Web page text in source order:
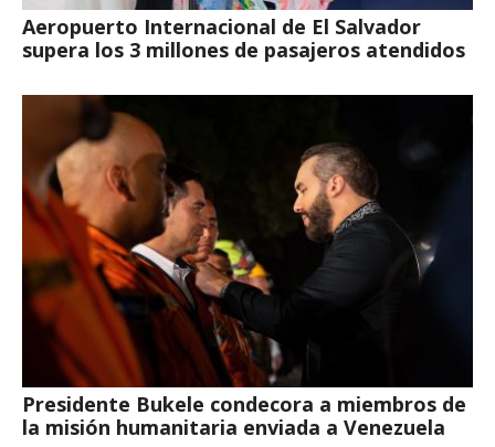
Aeropuerto Internacional de El Salvador
supera los 3 millones de pasajeros atendidos
Presidente Bukele condecora a miembros de
la misión humanitaria enviada a Venezuela